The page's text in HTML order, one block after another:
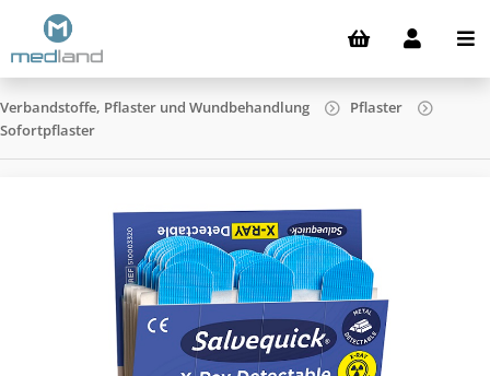
Verbandstoffe, Pflaster und Wundbehandlung
Pflaster
Sofortpflaster